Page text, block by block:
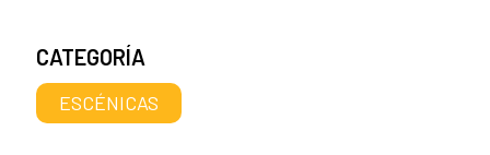
CATEGORÍA
ESCÉNICAS